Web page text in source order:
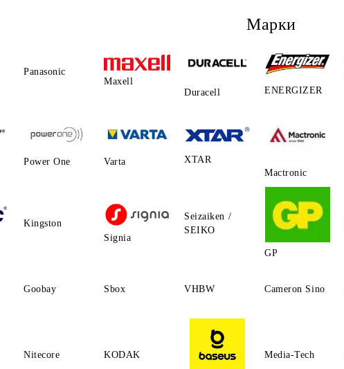
Марки
Panasonic
Maxell
Duracell
ENERGIZER
Power One Varta
XTAR
Mactronic
Kingston
Signia
Seizaiken /
SEIKO
GP
Goobay Sbox VHBW Cameron Sino
Nitecore KODAK Media-Tech